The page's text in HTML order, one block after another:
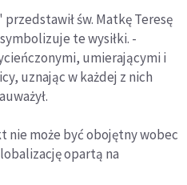
św. Matkę Teresę
te wysiłki. -
umierającymi i
uznając w każdej z nich
nie może być obojętny wobec
opartą na